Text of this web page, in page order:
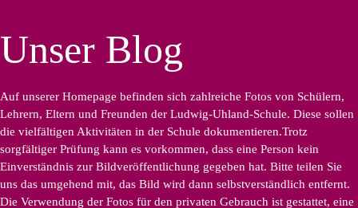
Unser Blog
Auf unserer Homepage befinden sich zahlreiche Fotos von Schülern,
Lehrern, Eltern und Freunden der Ludwig-Uhland-Schule. Diese sollen
die vielfältigen Aktivitäten in der Schule dokumentieren.Trotz
sorgfältiger Prüfung kann es vorkommen, dass eine Person kein
Einverständnis zur Bildveröffentlichung gegeben hat. Bitte teilen Sie
uns das umgehend mit, das Bild wird dann selbstverständlich entfernt.
Die Verwendung der Fotos für den privaten Gebrauch ist gestattet, eine